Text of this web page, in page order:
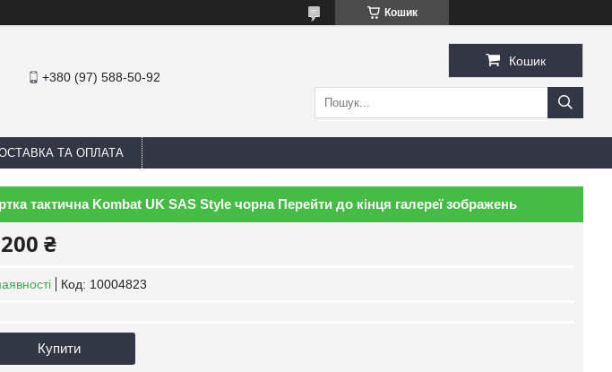
Кошик
+380 (97) 588-50-92
Кошик
ТА ОПЛАТА
тактична Kombat UK SAS Style чорна Перейти до кінця галереї зображень
₴
Код: 10004823
Купити